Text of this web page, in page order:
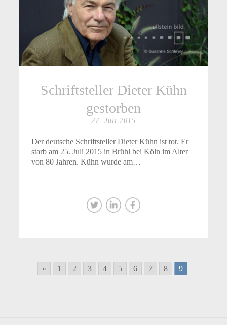
Schriftsteller Dieter Kühn
gestorben
27. Juli 2015
Der deutsche Schriftsteller Dieter Kühn ist tot. Er
starb am 25. Juli 2015 in Brühl bei Köln im Alter
von 80 Jahren. Kühn wurde am…
« 1 2 3 4 5 6 7 8 9